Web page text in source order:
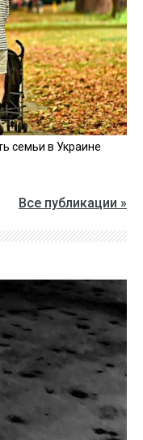
семьи в Украине
Все публикации »